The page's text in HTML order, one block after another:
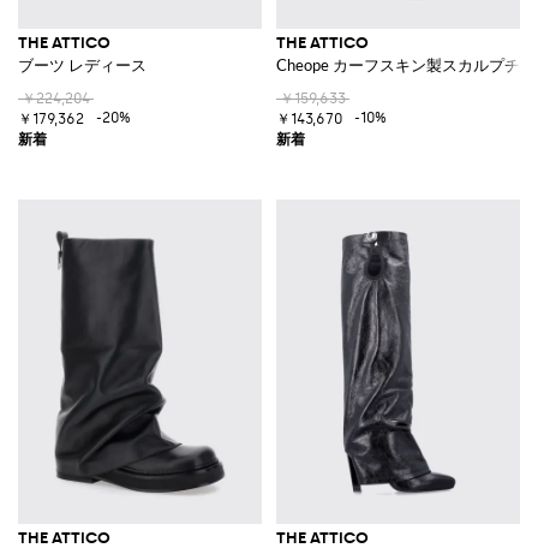
THE ATTICO
ブーツ レディース
￥224,204
￥179,362
-20%
THE ATTICO
Cheope カーフスキン製スカルプチ
￥159,633
￥143,670
-10%
THE ATTICO THE ATTICO